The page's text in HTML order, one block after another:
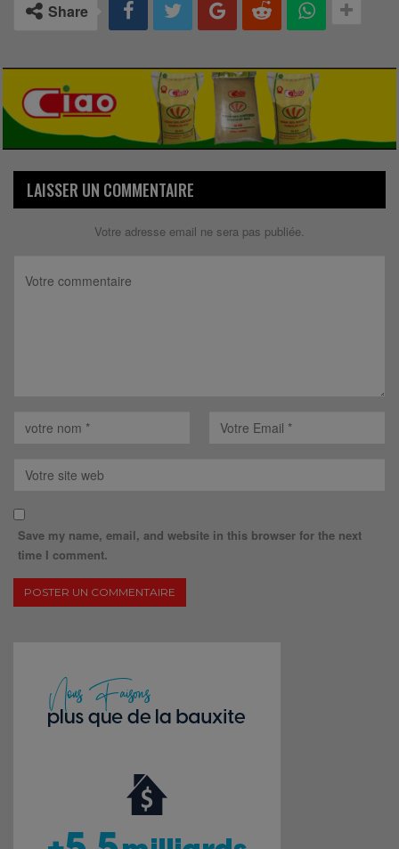
Share
LAISSER UN COMMENTAIRE
Votre adresse email ne sera pas publiée.
Save my name, email, and website in this browser for the next
time I comment.